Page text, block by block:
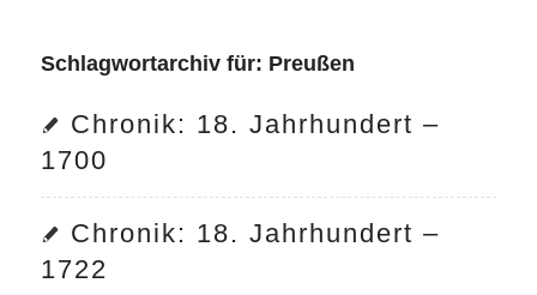
Schlagwortarchiv für: Preußen
Chronik: 18. Jahrhundert –
1700
Chronik: 18. Jahrhundert –
1722